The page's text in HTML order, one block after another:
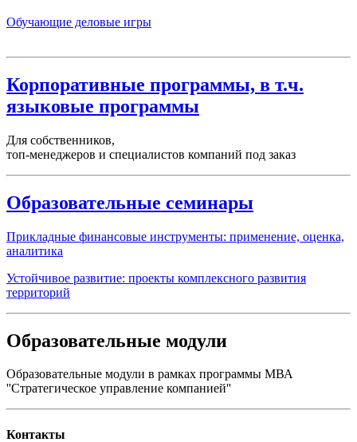
Обучающие деловые игры
Корпоративные программы, в т.ч.
языковые программы
Для собственников,
топ-менеджеров и специалистов компаний под заказ
Образовательные семинары
Прикладные финансовые инструменты: применение, оценка,
аналитика
Устойчивое развитие: проекты комплексного развития
территорий
Образовательные модули
Образовательные модули в рамках программы МВА
''Стратегическое управление компанией''
Контакты